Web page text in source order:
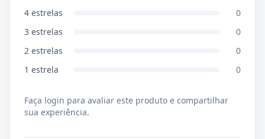
4 estrelas
0
3 estrelas
0
2 estrelas
0
1 estrela 0
Faça login para avaliar este produto e compartilhar
sua experiência.